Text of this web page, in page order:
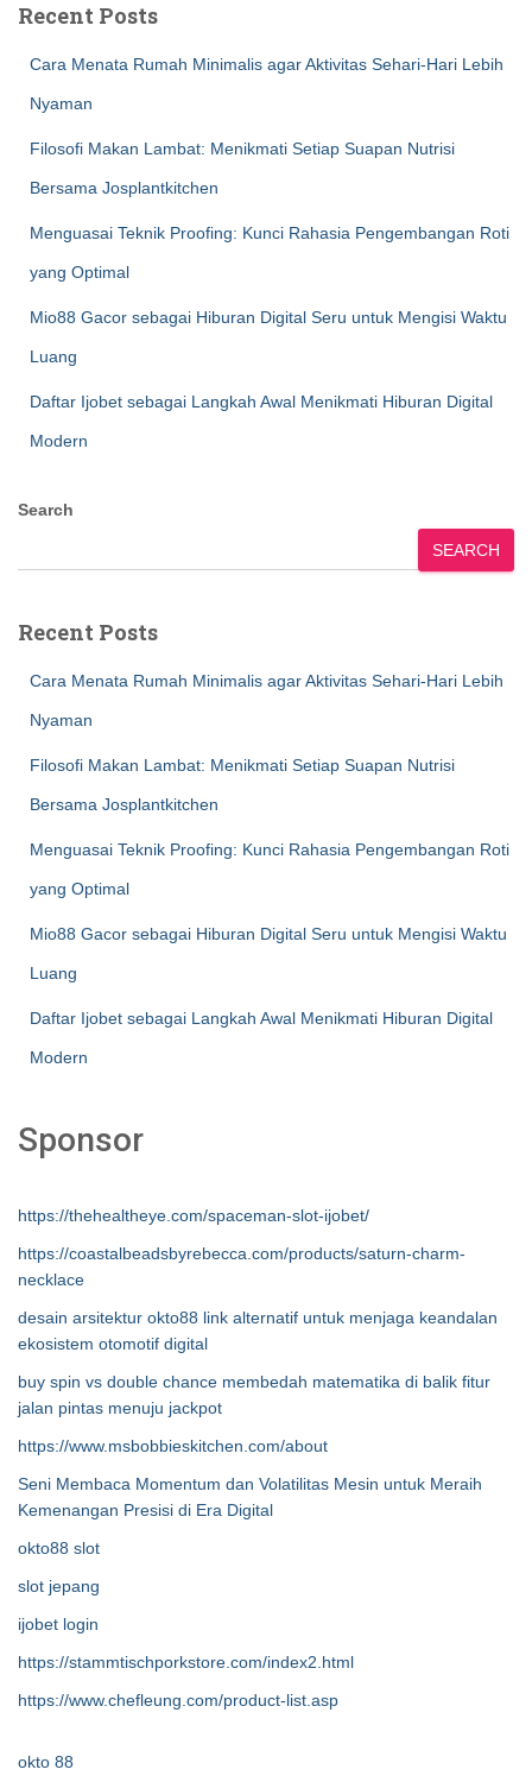
Recent Posts
Cara Menata Rumah Minimalis agar Aktivitas Sehari-Hari Lebih
Nyaman
Filosofi Makan Lambat: Menikmati Setiap Suapan Nutrisi
Bersama Josplantkitchen
Menguasai Teknik Proofing: Kunci Rahasia Pengembangan Roti
yang Optimal
Mio88 Gacor sebagai Hiburan Digital Seru untuk Mengisi Waktu
Luang
Daftar Ijobet sebagai Langkah Awal Menikmati Hiburan Digital
Modern
Search
SEARCH
Recent Posts
Cara Menata Rumah Minimalis agar Aktivitas Sehari-Hari Lebih
Nyaman
Filosofi Makan Lambat: Menikmati Setiap Suapan Nutrisi
Bersama Josplantkitchen
Menguasai Teknik Proofing: Kunci Rahasia Pengembangan Roti
yang Optimal
Mio88 Gacor sebagai Hiburan Digital Seru untuk Mengisi Waktu
Luang
Daftar Ijobet sebagai Langkah Awal Menikmati Hiburan Digital
Modern
Sponsor
https://thehealtheye.com/spaceman-slot-ijobet/
https://coastalbeadsbyrebecca.com/products/saturn-charm-
necklace
desain arsitektur okto88 link alternatif untuk menjaga keandalan
ekosistem otomotif digital
buy spin vs double chance membedah matematika di balik fitur
jalan pintas menuju jackpot
https://www.msbobbieskitchen.com/about
Seni Membaca Momentum dan Volatilitas Mesin untuk Meraih
Kemenangan Presisi di Era Digital
okto88 slot
slot jepang
ijobet login
https://stammtischporkstore.com/index2.html
https://www.chefleung.com/product-list.asp
okto 88